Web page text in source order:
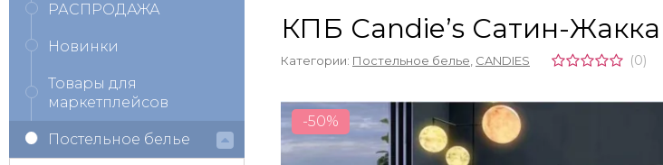
КПБ Candie’s Сатин-
Категории: Постельное белье CANDIES (0)
-50%
РАСПРОДАЖА
Новинки
Товары для
маркетплейсов
Постельное белье